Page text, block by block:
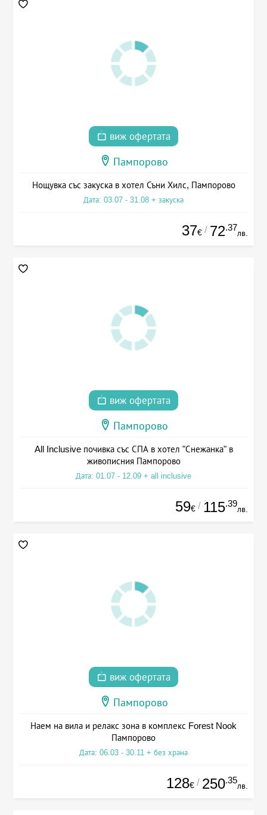
виж офертата
Пампорово
Нощувка със закуска в хотел Съни Хилс, Пампорово
Дата: 03.07 - 31.08 + закуска
37€ / 72.37
лв.
виж офертата
Пампорово
All Inclusive почивка със СПА в хотел "Снежанка" в
живописния Пампорово
Дата: 01.07 - 12.09 + all inclusive
59€ / 115.39
лв.
виж офертата
Пампорово
Наем на вила и релакс зона в комплекс Forest Nook
Пампорово
Дата: 06.03 - 30.11 + без храна
128€ / 250.35
лв.